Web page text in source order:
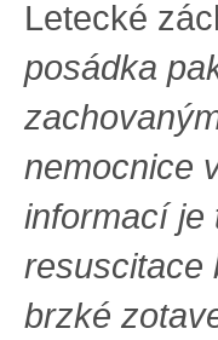
Letecké
posádka
nemocnice
informací je
resuscitace
brzké